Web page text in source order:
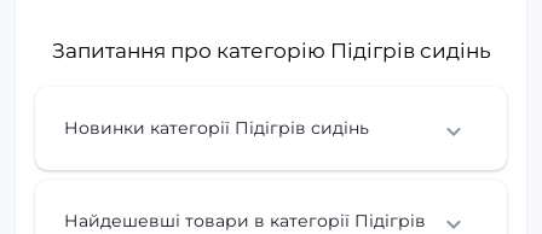
Запитання про категорію Підігрів сидінь
Новинки категорії Підігрів сидінь
Найдешевші товари в категорії Підігрів